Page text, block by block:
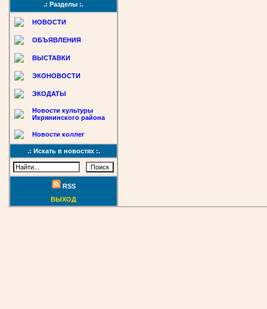
.: Разделы :.
НОВОСТИ
ОБЪЯВЛЕНИЯ
ВЫСТАВКИ
ЭКОНОВОСТИ
ЭКОДАТЫ
Новости культуры
Икрянинского района
Новости коллег
.: Искать в новостях :.
RSS
ВЫХОД